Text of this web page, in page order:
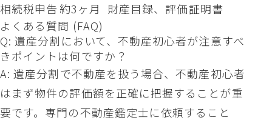
相続税申告約3ヶ月
財産目録、評価証明書
よくある質問 (FAQ)
Q: 遺産分割において、不動産初心者が注意すべ
きポイントは何ですか？
A: 遺産分割で不動産を扱う場合、不動産初心者
はまず物件の評価額を正確に把握することが重
要です。専門の不動産鑑定士に依頼すること